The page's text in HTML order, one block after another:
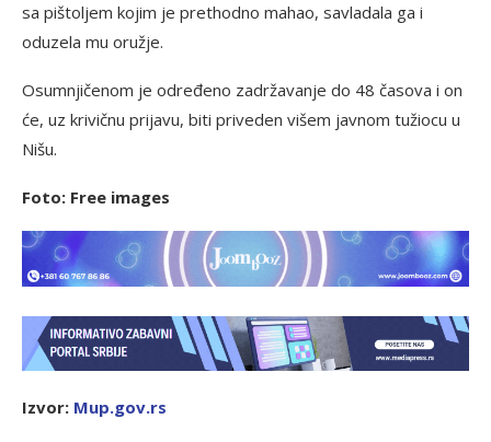
sa pištolјem kojim je prethodno mahao, savladala ga i
oduzela mu oružje.
Osumnjičenom je određeno zadržavanje do 48 časova i on
će, uz krivičnu prijavu, biti priveden višem javnom tužiocu u
Nišu.
Foto: Free images
Izvor: Mup.gov.rs